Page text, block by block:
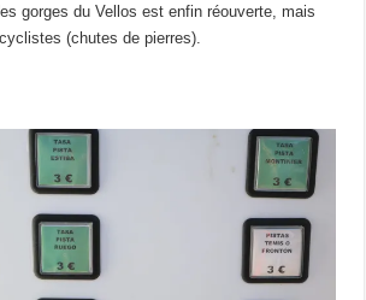
gorges du Vellos est enfin réouverte, mais
(chutes de pierres).